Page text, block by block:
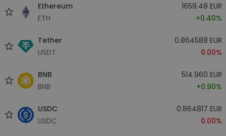
Ethereum
ETH
1659.48 EUR
+0.40%
Tether
USDT
0.864588 EUR
0.00%
BNB
BNB
514.960 EUR
+0.90%
USDC
USDC
0.864817 EUR
0.00%